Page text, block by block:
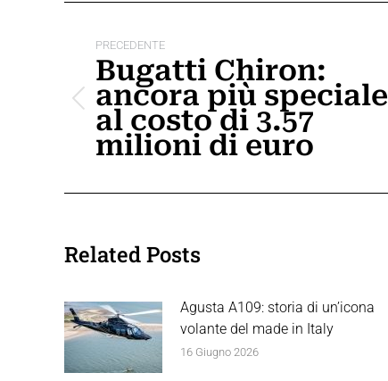
post
PRECEDENTE
Post
precedente:
Bugatti Chiron:
ancora più speciale
al costo di 3.57
milioni di euro
Related Posts
Agusta A109: storia di un’icona
volante del made in Italy
16 Giugno 2026